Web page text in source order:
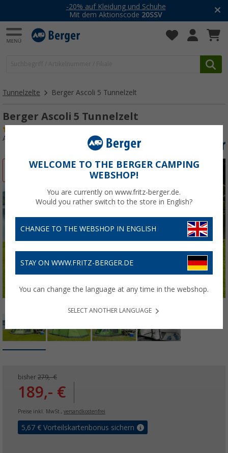
-20% auf Kleidung und Schuhe
Mit dem Aktionscode 20SSV
Tunnelzelte Berger Ascoli 5 Tunnelzelt
Berger Ascoli 5 Tunnelzelt
Art.-Nr.: 328510
bisher 279,- €
189,- €
Preise inkl. MwSt., versandkostenfrei
5,67 € Vorteilskartenbonus sichern
WELCOME TO THE BERGER CAMPING
WEBSHOP!
You are currently on www.fritz-berger.de.
Would you rather switch to the store in English?
CHANGE TO THE WEBSHOP IN ENGLISH
STAY ON WWW.FRITZ-BERGER.DE
You can change the language at any time in the webshop.
SELECT ANOTHER LANGUAGE